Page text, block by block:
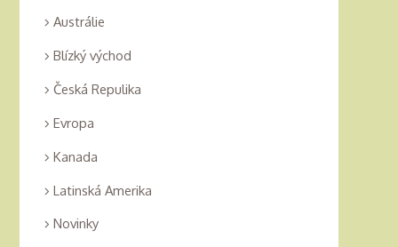
Austrálie
Blízký východ
Česká Repulika
Evropa
Kanada
Latinská Amerika
Novinky